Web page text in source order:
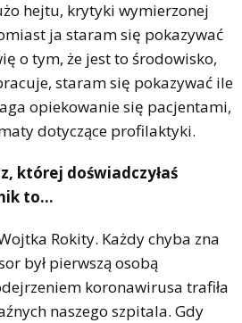
hejtu, krytyki wymierzonej
ja staram się pokazywać
o tym, że jest to środowisko,
staram się pokazywać ile
opiekowanie się pacjentami,
dotyczące profilaktyki.
której doświadczyłaś
to…
Rokity. Każdy chyba zna
był pierwszą osobą
koronawirusa trafiła
naszego szpitala. Gdy